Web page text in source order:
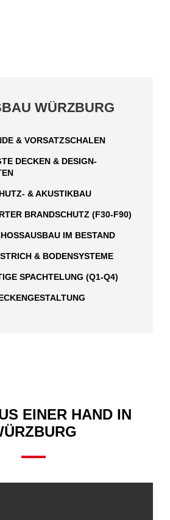
WÜRZBURG
& VORSATZSCHALEN
DECKEN & DESIGN-
& AKUSTIKBAU
BRANDSCHUTZ (F30-F90)
IM BESTAND
& BODENSYSTEME
SPACHTELUNG (Q1-Q4)
EINER HAND IN